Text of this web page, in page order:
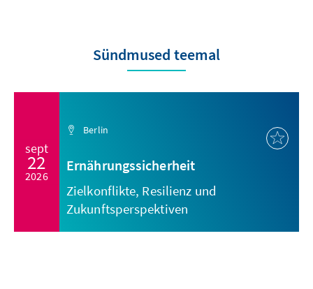
Sündmused teemal
sept
22
2026
Berlin
Ernährungssicherheit
Zielkonflikte, Resilienz und
Zukunftsperspektiven